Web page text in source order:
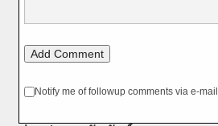
Notify me of followup comments via e-mail